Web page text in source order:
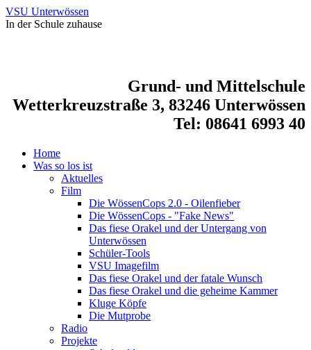
VSU Unterwössen
In der Schule zuhause
Grund- und Mittelschule
Wetterkreuzstraße 3, 83246 Unterwössen
Tel: 08641 6993 40
Home
Was so los ist
Aktuelles
Film
Die WössenCops 2.0 - Oilenfieber
Die WössenCops - "Fake News"
Das fiese Orakel und der Untergang von
Unterwössen
Schüler-Tools
VSU Imagefilm
Das fiese Orakel und der fatale Wunsch
Das fiese Orakel und die geheime Kammer
Kluge Köpfe
Die Mutprobe
Radio
Projekte